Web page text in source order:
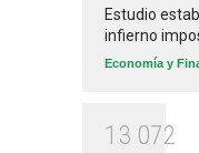
Estudio
infierno
Economía y
1 3 072